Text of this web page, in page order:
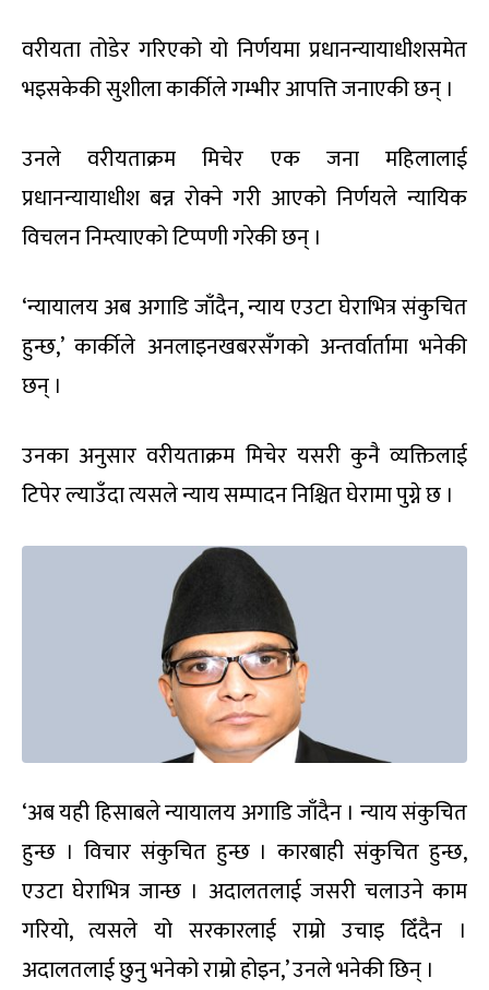
वरीयता तोडेर गरिएको यो निर्णयमा प्रधानन्यायाधीशसमेत
भइसकेकी सुशीला कार्कीले गम्भीर आपत्ति जनाएकी छन् ।
उनले वरीयताक्रम मिचेर एक जना महिलालाई
प्रधानन्यायाधीश बन्न रोक्ने गरी आएको निर्णयले न्यायिक
विचलन निम्त्याएको टिप्पणी गरेकी छन् ।
‘न्यायालय अब अगाडि जाँदैन, न्याय एउटा घेराभित्र संकुचित
हुन्छ,’ कार्कीले अनलाइनखबरसँगको अन्तर्वार्तामा भनेकी
छन् ।
उनका अनुसार वरीयताक्रम मिचेर यसरी कुनै व्यक्तिलाई
टिपेर ल्याउँदा त्यसले न्याय सम्पादन निश्चित घेरामा पुग्ने छ ।
‘अब यही हिसाबले न्यायालय अगाडि जाँदैन । न्याय संकुचित
हुन्छ । विचार संकुचित हुन्छ । कारबाही संकुचित हुन्छ,
एउटा घेराभित्र जान्छ । अदालतलाई जसरी चलाउने काम
गरियो, त्यसले यो सरकारलाई राम्रो उचाइ दिँदैन ।
अदालतलाई छुनु भनेको राम्रो होइन,’ उनले भनेकी छिन् ।